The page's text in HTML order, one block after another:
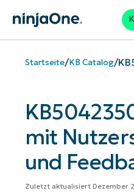
Startseite/KB Catalog/
mit
und
Zuletzt aktualisiert Dezember